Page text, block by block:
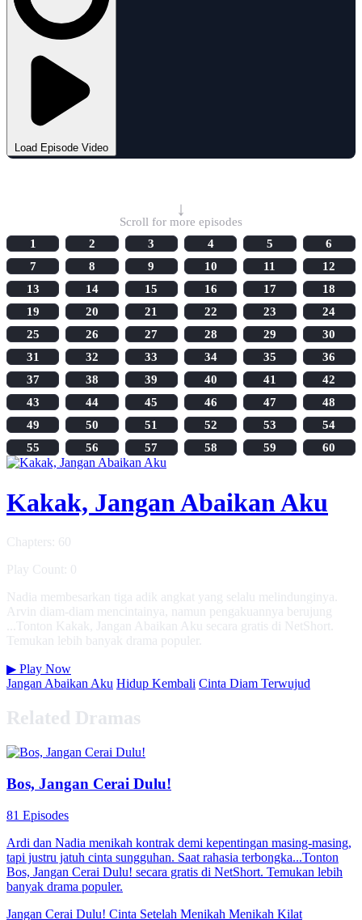
Load Episode Video
↓
Scroll for more episodes
1
2 3 4 5
6
7
8 9 10 11
12
13
14 15 16 17
18
19
20 21 22 23
24
25
26 27 28 29
30
31
32 33 34 35
36
37
38 39 40 41
42
43
44 45 46 47
48
49
50 51 52 53
54
55
56 57 58 59 60
Kakak, Jangan Abaikan Aku
Chapters: 60
Play Count: 0
Nadia membesarkan tiga adik angkat yang selalu melindunginya.
Arvin diam-diam mencintainya, namun pengakuannya berujung
...Tonton Kakak, Jangan Abaikan Aku secara gratis di NetShort.
Temukan lebih banyak drama populer.
▶ Play Now
Jangan Abaikan Aku Hidup Kembali Cinta Diam Terwujud
Related Dramas
Bos, Jangan Cerai Dulu!
81 Episodes
Ardi dan Nadia menikah kontrak demi kepentingan masing-masing,
tapi justru jatuh cinta sungguhan. Saat rahasia terbongka...Tonton
Bos, Jangan Cerai Dulu! secara gratis di NetShort. Temukan lebih
banyak drama populer.
Jangan Cerai Dulu! Cinta Setelah Menikah Menikah Kilat